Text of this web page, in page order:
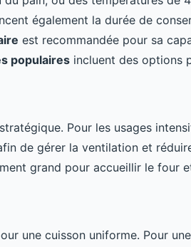
également la durée de
est recommandée pour sa
populaires incluent des options
Pour les usages
de gérer la ventilation et
grand pour accueillir le four
une cuisson uniforme. Pour